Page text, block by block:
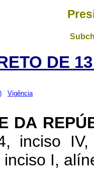
DE
Vigência
DA
inciso
I,